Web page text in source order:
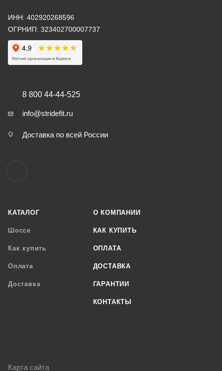
ИНН: 402920268596
ОГРНИП: 323402700007737
КАТАЛОГ
Шоссе
Как купить
Оплата
Доставка
О КОМПАНИИ
КАК КУПИТЬ
ОПЛАТА
ДОСТАВКА
ГАРАНТИИ
КОНТАКТЫ
8 800 44-44-525
info@stridefit.ru
Доставка по всей России
Карта сайта